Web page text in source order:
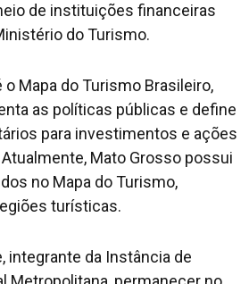
de instituições financeiras
do Turismo.
Mapa do Turismo Brasileiro,
as políticas públicas e define
para investimentos e ações
Mato Grosso possui
no Mapa do Turismo,
turísticas.
integrante da Instância de